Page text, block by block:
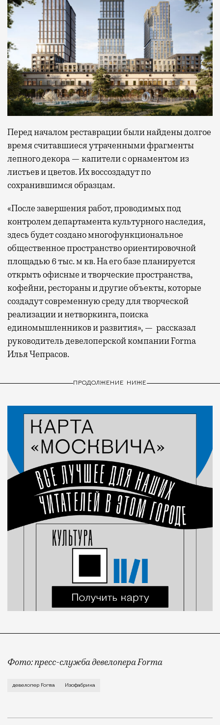
Перед началом реставрации были найдены долгое
время считавшиеся утраченными фрагменты
лепного декора — капители с орнаментом из
листьев и цветов. Их воссоздадут по
сохранившимся образцам.
«После завершения работ, проводимых под
контролем департамента культурного наследия,
здесь будет создано многофункциональное
общественное пространство ориентировочной
площадью 6 тыс. м кв. На его базе планируется
открыть офисные и творческие пространства,
кофейни, рестораны и другие объекты, которые
создадут современную среду для творческой
реализации и нетворкинга, поиска
единомышленников и развития», — рассказал
руководитель девелоперской компании Forma
Илья Чепрасов.
ПРОДОЛЖЕНИЕ НИЖЕ
Фото: пресс-служба девелопера Forma
Корпус скульптуры и лепки Изофабрики на
девелопер Forma Изофабрика